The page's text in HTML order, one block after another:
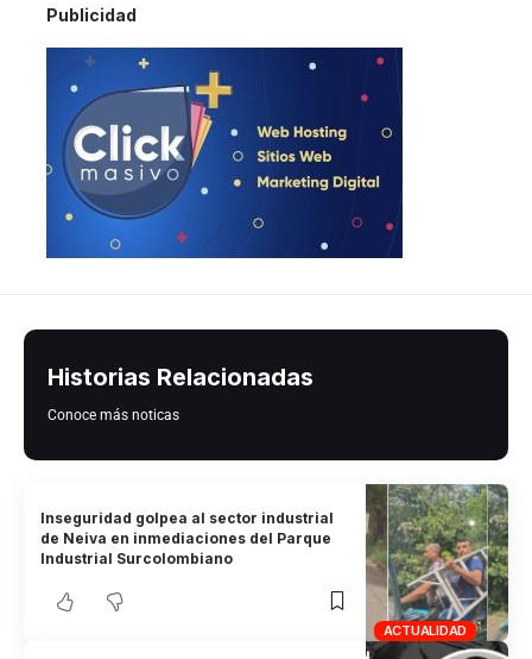
Publicidad
Historias Relacionadas
Conoce más noticas
ACTUALIDAD
Inseguridad golpea al sector industrial
de Neiva en inmediaciones del Parque
Industrial Surcolombiano